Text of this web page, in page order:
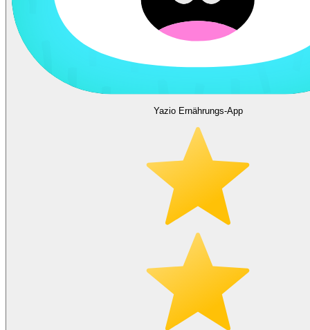
Yazio Ernährungs-App